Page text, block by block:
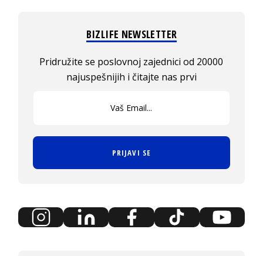
BIZLIFE NEWSLETTER
Pridružite se poslovnoj zajednici od 20000
najuspešnijih i čitajte nas prvi
PRIJAVI SE